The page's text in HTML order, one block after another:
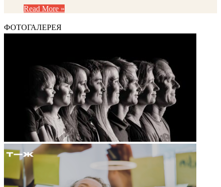
Read More »
ФОТОГАЛЕРЕЯ